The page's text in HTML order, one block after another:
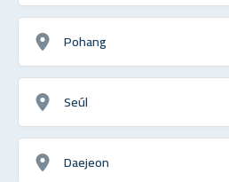
Pohang
Seúl
Daejeon